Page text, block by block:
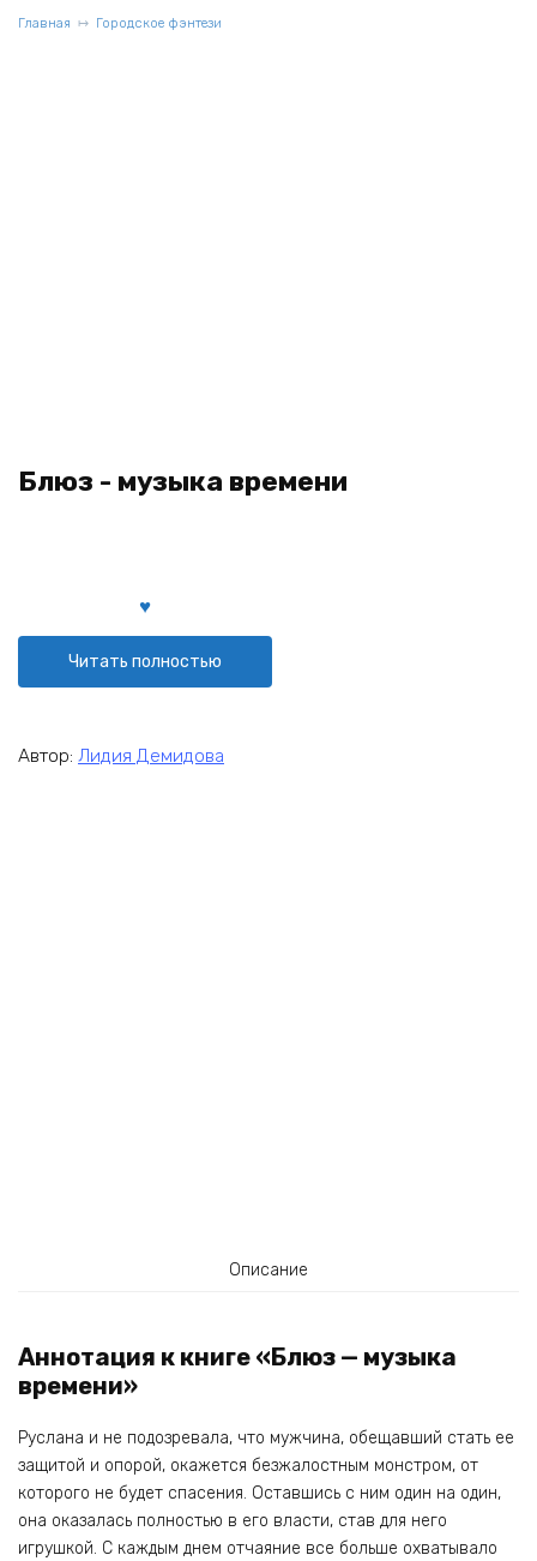
Главная Городское фэнтези
Блюз - музыка времени
Читать полностью
Автор: Лидия Демидова
Описание
Аннотация к книге «Блюз — музыка
времени»
Руслана и не подозревала, что мужчина, обещавший стать ее
защитой и опорой, окажется безжалостным монстром, от
которого не будет спасения. Оставшись с ним один на один,
она оказалась полностью в его власти, став для него
игрушкой. С каждым днем отчаяние все больше охватывало